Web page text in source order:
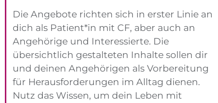
Die Angebote richten sich in erster Linie an
dich als Patient*in mit CF, aber auch an
Angehörige und Interessierte. Die
übersichtlich gestalteten Inhalte sollen dir
und deinen Angehörigen als Vorbereitung
für Herausforderungen im Alltag dienen.
Nutz das Wissen, um dein Leben mit